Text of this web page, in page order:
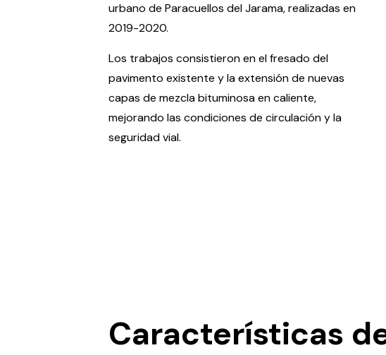
urbano de Paracuellos del Jarama, realizadas en
2019-2020.
Los trabajos consistieron en el fresado del
pavimento existente y la extensión de nuevas
capas de mezcla bituminosa en caliente,
mejorando las condiciones de circulación y la
seguridad vial.
Características